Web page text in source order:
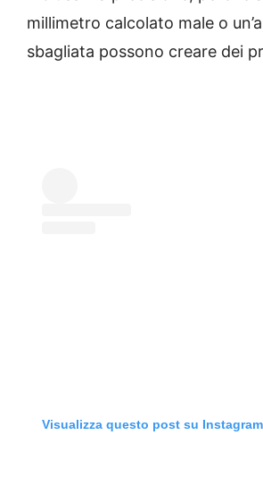
millimetro calcolato male o
sbagliata possono creare dei
Visualizza questo post su Instagram